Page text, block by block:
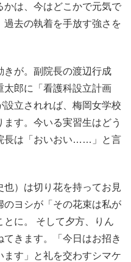
は、今はどこかで元気で
去の執着を手放す強さを
きが。副院長の渡辺行成
太郎に「看護科設立計画
設立されれば、梅岡女学校
す。今いる実習生はどう
長は「おいおい……」と言
）は切り花を持ってお見
ヨシが「その花束は私が
に。 そして夕方、りん
きます。「今日はお招き
ます」と礼を交わすシマケ